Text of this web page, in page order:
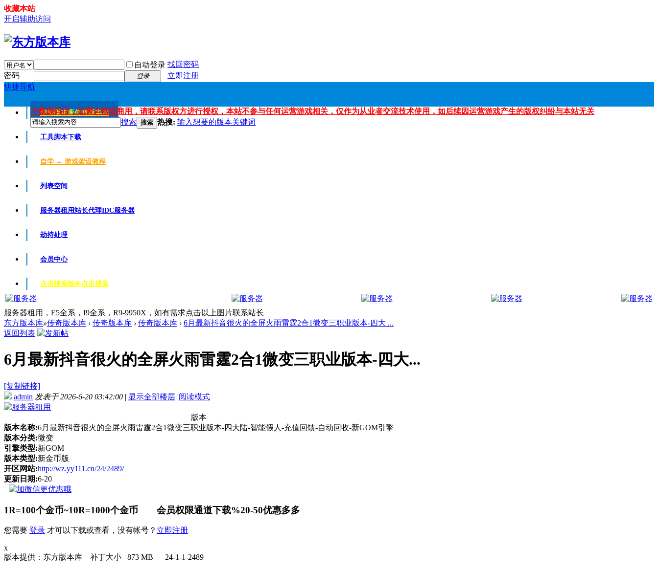
收藏本站
开启辅助访问
自动登录 找回密码
密码
登录
立即注册
快捷导航
传奇版本库传奇版本库
工具脚本下载
自学 → 游戏架设教程
列表空间
服务器租用站长代理IDC服务器
劫持处理
会员中心
点击搜索版本点击搜索
下载源码后，如需运营或商用，请联系版权方进行授权，本站不参与任何运营游戏相关，仅作为从业者交流技术使用，如后续因运营游戏产生的版权纠纷与本站无关
搜索 搜索 热搜: 输入想要的版本关键词
服务器租用，E5全系，I9全系，R9-9950X，如有需求点击以上图片联系站长
东方版本库»传奇版本库 › 传奇版本库 › 传奇版本库 › 6月最新抖音很火的全屏火雨雷霆2合1微变三职业版本-四大 ...
返回列表
6月最新抖音很火的全屏火雨雷霆2合1微变三职业版本-四大...
[复制链接]
admin 发表于 2026-6-20 03:42:00 | 显示全部楼层 |阅读模式
版本
版本名称:6月最新抖音很火的全屏火雨雷霆2合1微变三职业版本-四大陆-智能假人-充值回馈-自动回收-新GOM引擎
版本分类:微变
引擎类型:新GOM
版本类型:新金币版
开区网站:http://wz.yy111.cn/24/2489/
更新日期:6-20
1R=100个金币~10R=1000个金币 会员权限通道下载%20-50优惠多多
您需要 登录 才可以下载或查看，没有帐号？ 立即注册
x
版本提供：东方版本库 补丁大小 873 MB 24-1-1-2489